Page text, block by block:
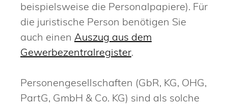
beispielsweise die Personalpapiere). Für
die juristische Person benötigen Sie
auch einen Auszug aus dem
Gewerbezentralregister.
Personengesellschaften (GbR, KG, OHG,
PartG, GmbH & Co. KG) sind als solche